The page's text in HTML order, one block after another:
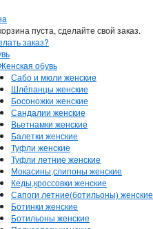
пуста, сделайте свой заказ.
заказ?
обувь
Сабо и мюли женские
Шлёпанцы женские
Босоножки женские
Сандалии женские
Вьетнамки женские
Балетки женские
Туфли женские
Туфли летние женские
Мокасины,слипоны женские
Кеды,кроссовки женские
Сапоги летние(ботильоны) женские
Ботинки женские
Ботильоны женские